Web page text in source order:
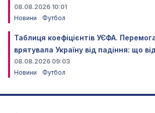
08.08.2026 10:01
Новини
Футбол
Таблиця коефіцієнтів УЄФА.
врятувала Україну від падіння: що
08.08.2026 09:03
Новини
Футбол